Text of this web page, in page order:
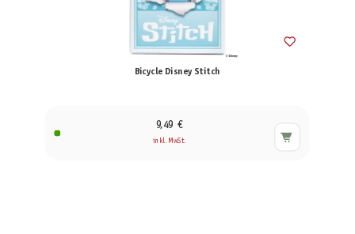
Bicycle Disney Stitch
9,49 €
inkl. MwSt.